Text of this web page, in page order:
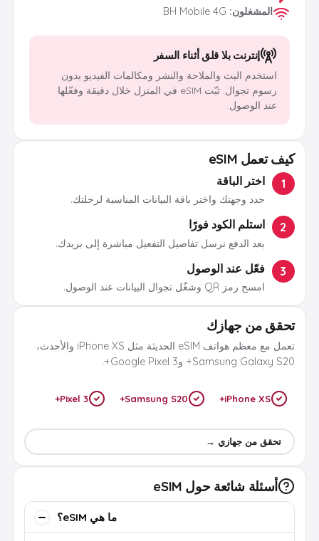
المشغلون:
BH Mobile 4G
إنترنت بلا قلق أثناء السفر
استخدم البث والملاحة والنشر ومكالمات الفيديو بدون
رسوم تجوال. ثبّت eSIM في المنزل خلال دقيقة وفعّلها
عند الوصول.
كيف تعمل eSIM
1 اختر الباقة
حدد وجهتك واختر باقة البيانات المناسبة لرحلتك.
2 استلم الكود فورًا
بعد الدفع نرسل تفاصيل التفعيل مباشرة إلى بريدك.
3 فعّل عند الوصول
امسح رمز QR وشغّل تجوال البيانات عند الوصول.
تحقق من جهازك
تعمل مع معظم هواتف eSIM الحديثة مثل iPhone XS والأحدث،
Samsung Galaxy S20+ وGoogle Pixel 3+.
iPhone XS+
Samsung S20+
Pixel 3+
تحقق من جهازي →
أسئلة شائعة حول eSIM
ما هي eSIM؟